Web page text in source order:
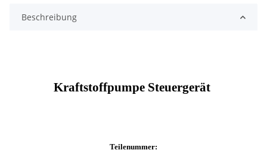
Beschreibung
Kraftstoffpumpe Steuergerät
Teilenummer: